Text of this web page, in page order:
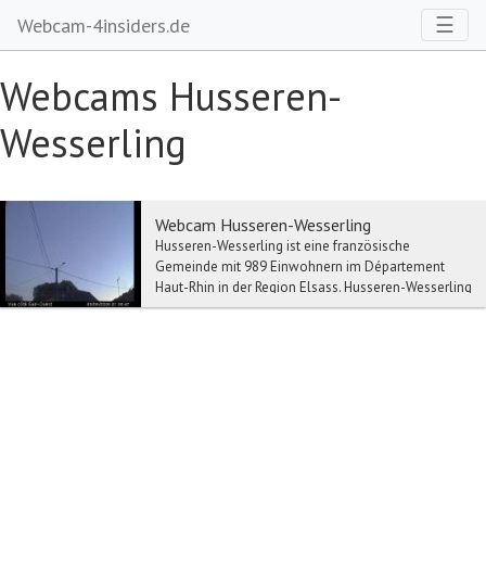
Webcam-4insiders.de ☰
Webcams Husseren-
Wesserling
Webcam Husseren-Wesserling
Husseren-Wesserling ist eine französische
Gemeinde mit 989 Einwohnern im Département
Haut-Rhin in der Region Elsass. Husseren-Wesserling
gehört zum...